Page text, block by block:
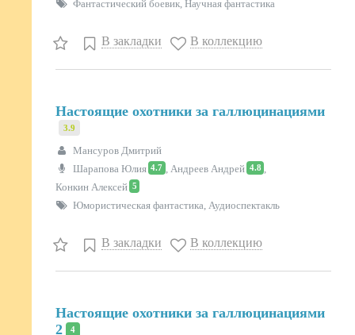
Фантастический боевик, Научная фантастика
В закладки В коллекцию
Настоящие охотники за галлюцинациями
3.9
Мансуров Дмитрий
Шарапова Юлия 4.7 Андреев Андрей 4.8
Конкин Алексей 5
Юмористическая фантастика, Аудиоспектакль
В закладки В коллекцию
Настоящие охотники за галлюцинациями
2
4